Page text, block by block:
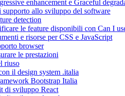
enhancement e Graceful
supporto allo sviluppo del software
detection
le feature disponibili con Can I
e risorse per CSS e JavaScript
browser
le prestazioni
riuso
il design system .italia
Bootstrap Italia
di sviluppo React